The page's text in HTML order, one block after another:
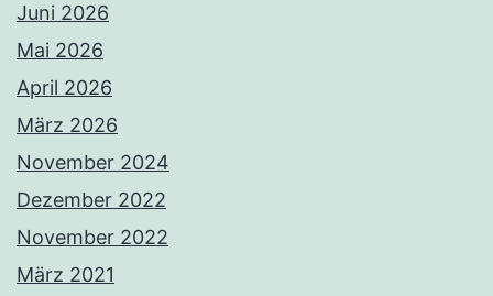
Juni 2026
Mai 2026
April 2026
März 2026
November 2024
Dezember 2022
November 2022
März 2021